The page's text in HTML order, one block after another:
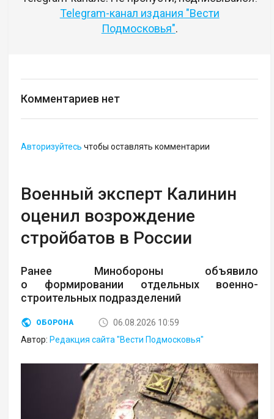
Telegram-канал издания "Вести
Подмосковья".
Комментариев нет
Авторизуйтесь чтобы оставлять комментарии
Военный эксперт Калинин
оценил возрождение
стройбатов в России
Ранее Минобороны объявило
о формировании отдельных военно-
строительных подразделений
ОБОРОНА
06.08.2026 10:59
Автор: Редакция сайта "Вести Подмосковья"